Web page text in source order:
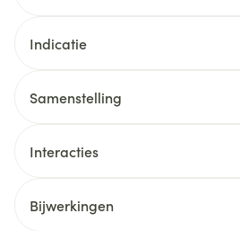
Indicatie
Samenstelling
Interacties
Bijwerkingen